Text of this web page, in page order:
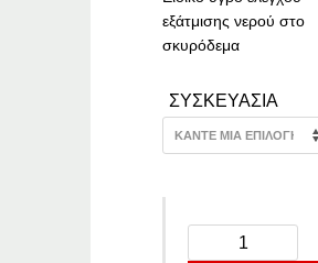
εξάτμισης νερού στο
σκυρόδεμα
ΣΥΣΚΕΥΑΣΙΑ